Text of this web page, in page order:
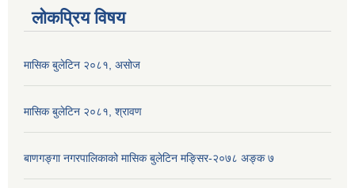
लोकप्रिय विषय
मासिक बुलेटिन २०८१, असोज
मासिक बुलेटिन २०८१, श्रावण
बाणगङ्गा नगरपालिकाको मासिक बुलेटिन मङ्सिर-२०७८ अङ्क ७